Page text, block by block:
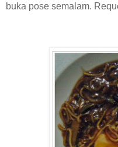
buka pose semalam.